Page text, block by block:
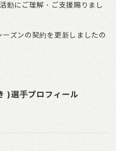
動にご理解・ご支援賜りまし
ズンの契約を更新しましたの
)選手プロフィール